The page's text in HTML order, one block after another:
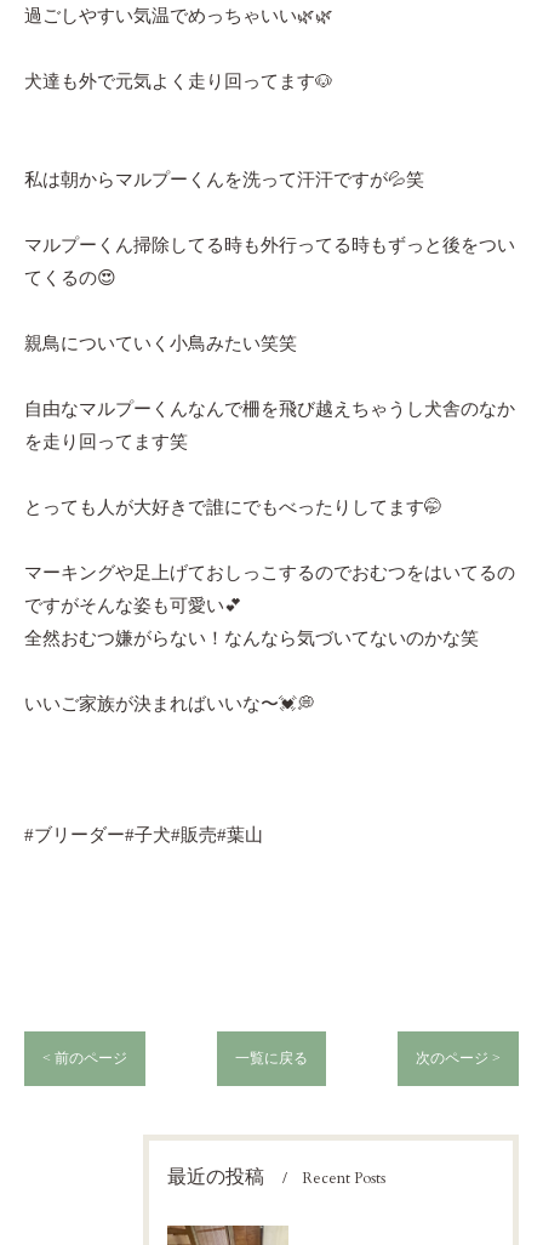
過ごしやすい気温でめっちゃいい🌿🌿
犬達も外で元気よく走り回ってます🐶
私は朝からマルプーくんを洗って汗汗ですが💦笑
マルプーくん掃除してる時も外行ってる時もずっと後をつい
てくるの😍
親鳥についていく小鳥みたい笑笑
自由なマルプーくんなんで柵を飛び越えちゃうし犬舎のなか
を走り回ってます笑
とっても人が大好きで誰にでもべったりしてます🤭
マーキングや足上げておしっこするのでおむつをはいてるの
ですがそんな姿も可愛い💕
全然おむつ嫌がらない！なんなら気づいてないのかな笑
いいご家族が決まればいいな〜💓💭
#ブリーダー#子犬#販売#葉山
< 前のページ 一覧に戻る 次のページ >
最近の投稿 Recent Posts